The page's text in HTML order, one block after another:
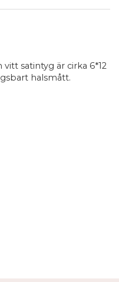
satintyg är cirka 6*12
halsmått.